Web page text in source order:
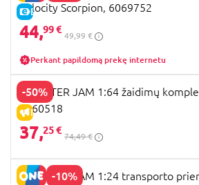
E-KAINA
Velocity Scorpion, 6069752
44,99 €
49,99 €
Perkant papildomą prekę internetu
-50%
IŠPARDAVIMAS
MONSTER JAM 1:64 žaidimų
6060518
37,25 €
74,49 €
-10%
MONSTER JAM 1:24 transporto